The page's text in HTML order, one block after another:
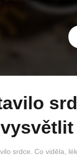
srdce. Co viděla,